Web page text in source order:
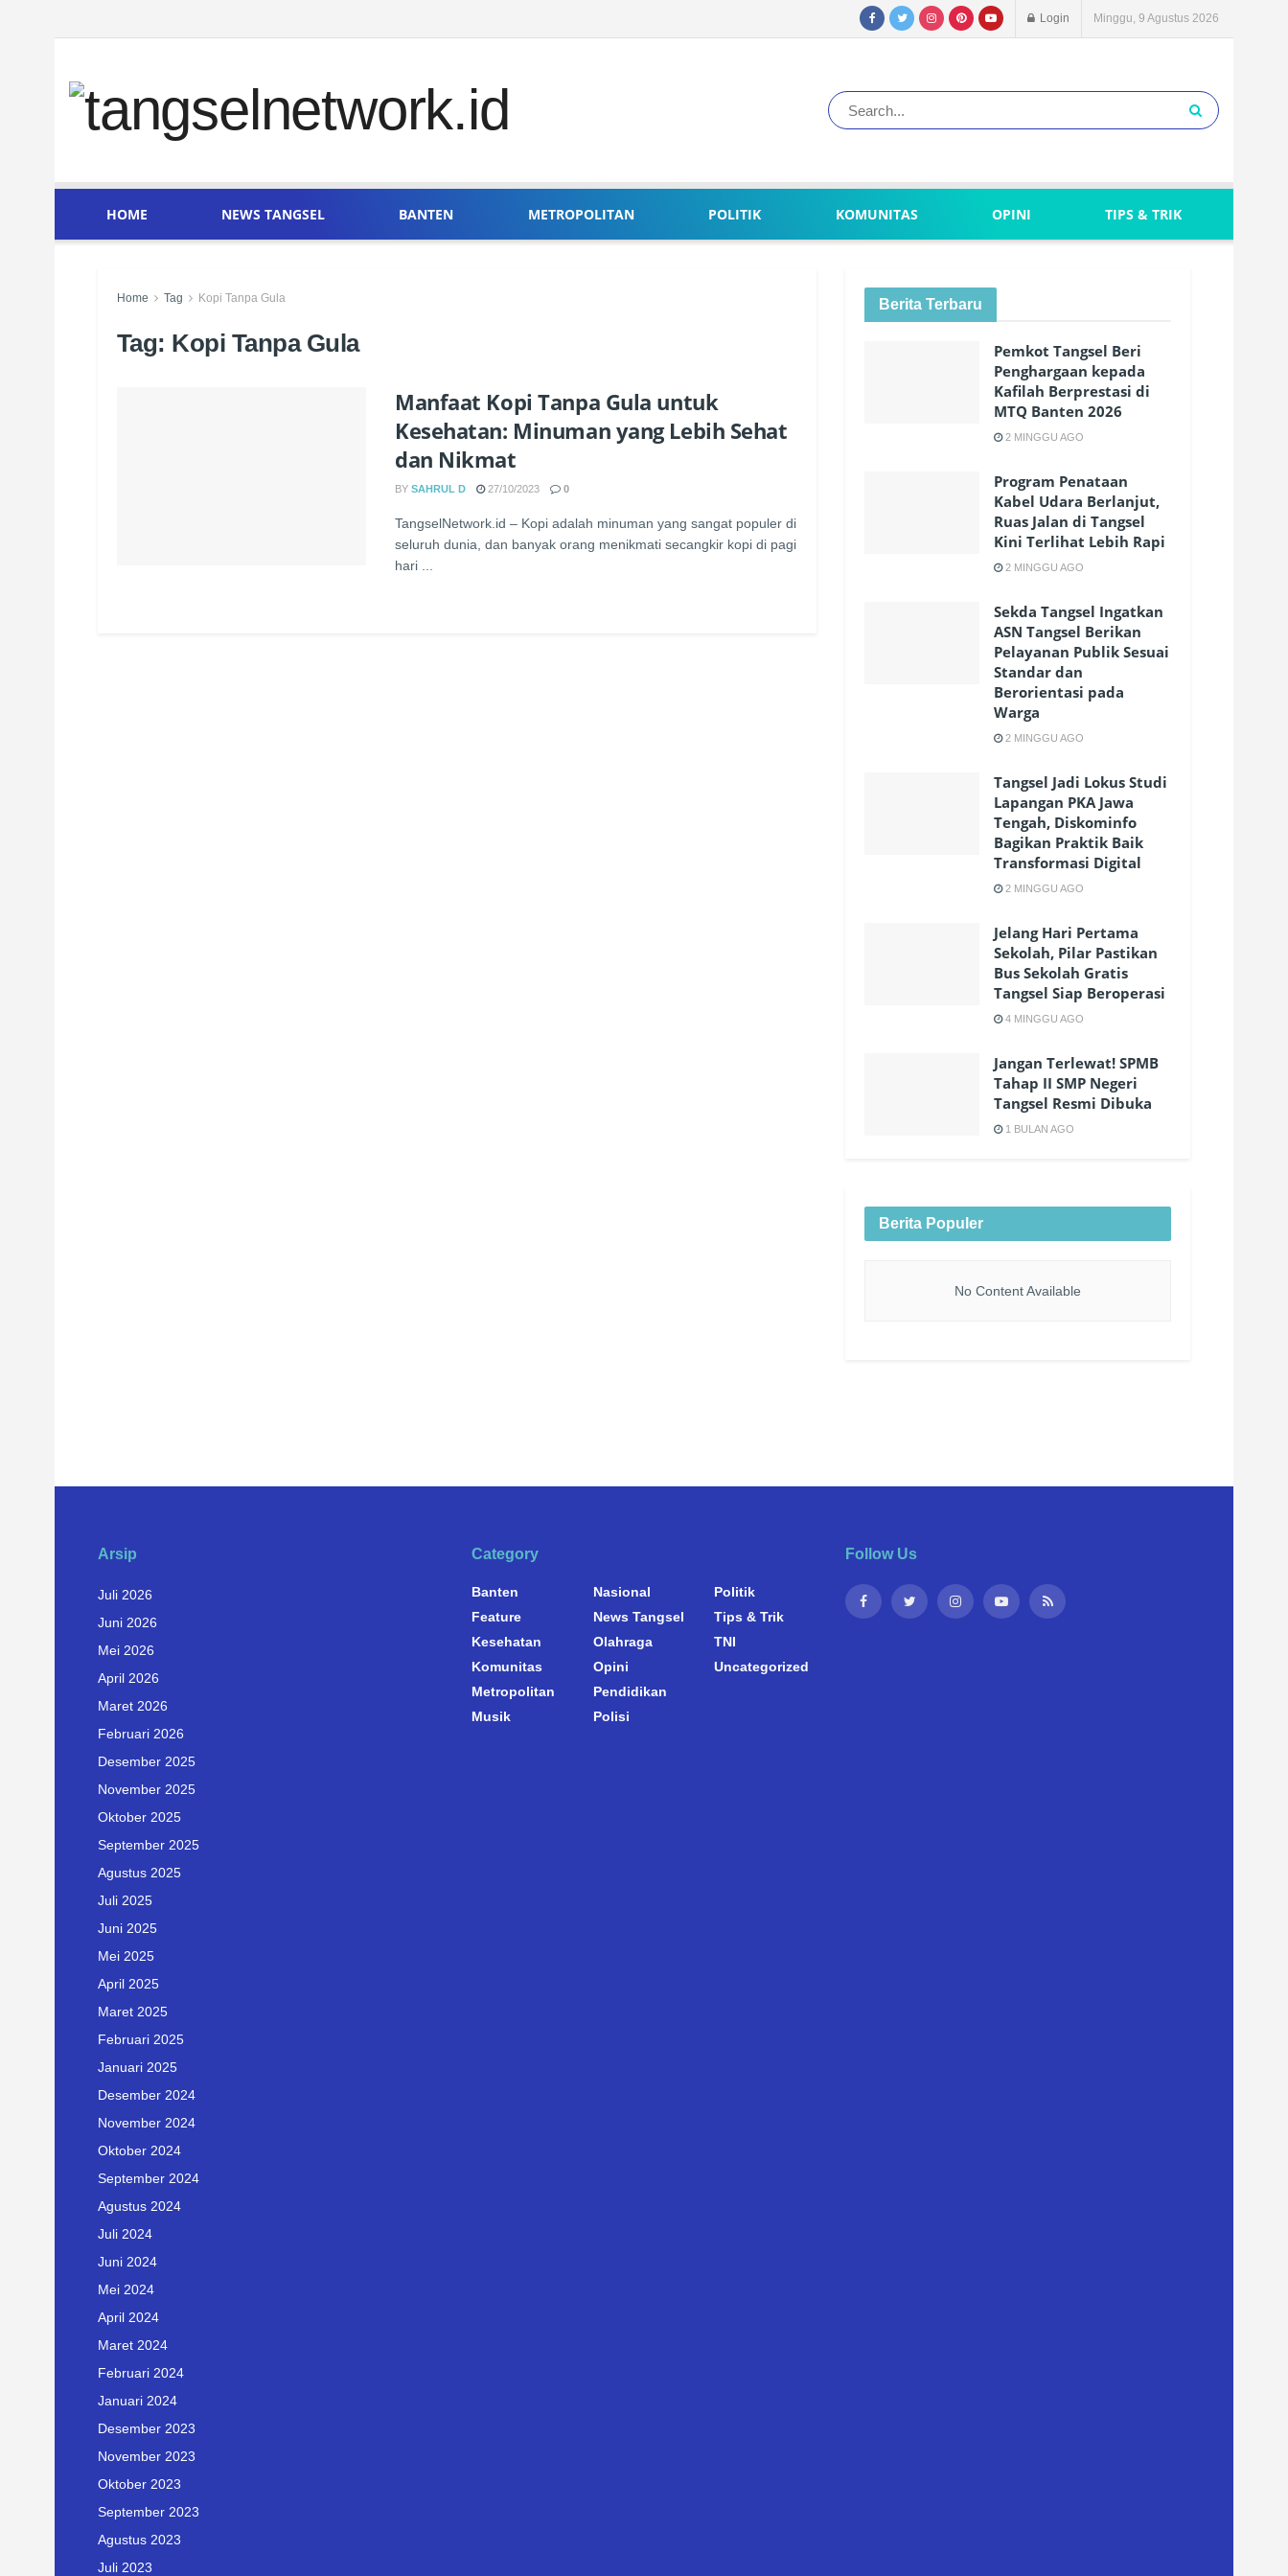
Login Minggu, 9 Agustus 2026
HOME NEWS TANGSEL BANTEN METROPOLITAN POLITIK KOMUNITAS OPINI TIPS & TRIK
Home Tag Kopi Tanpa Gula
Tag: Kopi Tanpa Gula
Manfaat Kopi Tanpa Gula untuk
Kesehatan: Minuman yang Lebih Sehat
dan Nikmat
BY SAHRUL D 27/10/2023 0
TangselNetwork.id – Kopi adalah minuman yang sangat populer di
seluruh dunia, dan banyak orang menikmati secangkir kopi di pagi
hari ...
Berita Terbaru
Pemkot Tangsel Beri
Penghargaan kepada
Kafilah Berprestasi di
MTQ Banten 2026
2 MINGGU AGO
Program Penataan
Kabel Udara Berlanjut,
Ruas Jalan di Tangsel
Kini Terlihat Lebih Rapi
2 MINGGU AGO
Sekda Tangsel Ingatkan
ASN Tangsel Berikan
Pelayanan Publik Sesuai
Standar dan
Berorientasi pada
Warga
2 MINGGU AGO
Tangsel Jadi Lokus Studi
Lapangan PKA Jawa
Tengah, Diskominfo
Bagikan Praktik Baik
Transformasi Digital
2 MINGGU AGO
Jelang Hari Pertama
Sekolah, Pilar Pastikan
Bus Sekolah Gratis
Tangsel Siap Beroperasi
4 MINGGU AGO
Jangan Terlewat! SPMB
Tahap II SMP Negeri
Tangsel Resmi Dibuka
1 BULAN AGO
Berita Populer
No Content Available
Arsip
Juli 2026
Juni 2026
Mei 2026
April 2026
Maret 2026
Februari 2026
Desember 2025
November 2025
Oktober 2025
September 2025
Agustus 2025
Juli 2025
Juni 2025
Mei 2025
April 2025
Maret 2025
Februari 2025
Januari 2025
Desember 2024
November 2024
Oktober 2024
September 2024
Agustus 2024
Juli 2024
Juni 2024
Mei 2024
April 2024
Maret 2024
Februari 2024
Januari 2024
Desember 2023
November 2023
Oktober 2023
September 2023
Agustus 2023
Juli 2023
Category
Banten
Feature
Kesehatan
Komunitas
Metropolitan
Musik
Nasional
News Tangsel
Olahraga
Opini
Pendidikan
Polisi
Politik
Tips & Trik
TNI
Uncategorized
Follow Us